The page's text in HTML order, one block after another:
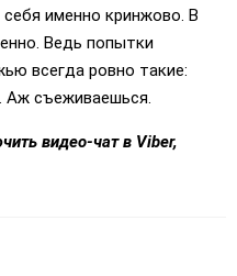
именно кринжово. В
Ведь попытки
всегда ровно такие:
Аж съеживаешься.
видео-чат в Viber,